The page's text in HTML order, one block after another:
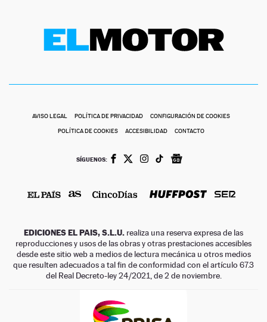
AVISO LEGAL POLÍTICA DE PRIVACIDAD CONFIGURACIÓN DE COOKIES
POLÍTICA DE COOKIES ACCESIBILIDAD CONTACTO
SÍGUENOS:
EDICIONES EL PAIS, S.L.U. realiza una reserva expresa de las
reproducciones y usos de las obras y otras prestaciones accesibles
desde este sitio web a medios de lectura mecánica u otros medios
que resulten adecuados a tal fin de conformidad con el artículo 67.3
del Real Decreto-ley 24/2021, de 2 de noviembre.